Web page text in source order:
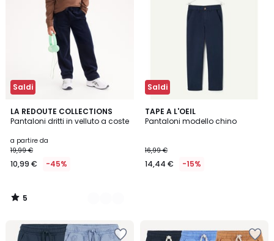
Saldi
LA REDOUTE COLLECTIONS
Pantaloni dritti in velluto a coste
a partire da
19,99 €
10,99 € -45%
5
/
3
Colori
5
/
Saldi
TAPE A L'OEIL
Pantaloni modello chino
16,99 €
14,44 € -15%